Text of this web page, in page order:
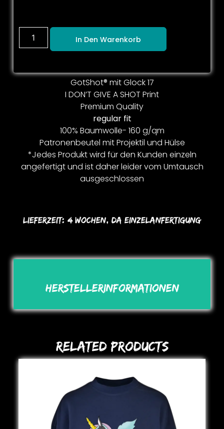
In Den Warenkorb
GotShot® mit Glock 17
I DON’T GIVE A SHOT Print
Premium Quality
regular fit
100% Baumwolle- 160 g/qm
Patronenbeutel mit Projektil und Hülse
*Jedes Produkt wird für den Kunden einzeln
angefertigt und ist daher leider vom Umtausch
ausgeschlossen
Lieferzeit: 4 Wochen, Da Einzelanfertigung
Herstellerinformationen
Related Products